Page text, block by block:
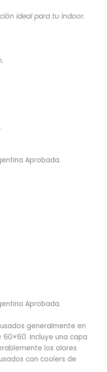
ideal para tu indoor.
Aprobada.
Aprobada.
generalmente en
Incluye una capa
los olores
con coolers de